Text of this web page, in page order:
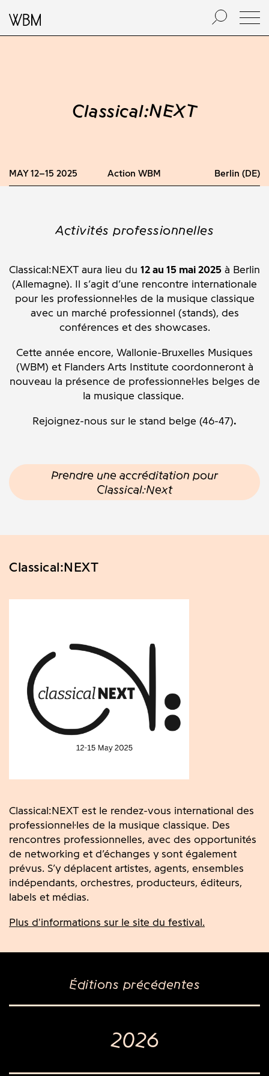
Classical:NEXT
MAY 12–15 2025 Action WBM Berlin (DE)
Activités professionnelles
Classical:NEXT aura lieu du 12 au 15 mai 2025 à Berlin
(Allemagne). Il s’agit d’une rencontre internationale
pour les professionnel·les de la musique classique
avec un marché professionnel (stands), des
conférences et des showcases.
Cette année encore, Wallonie-Bruxelles Musiques
(WBM) et Flanders Arts Institute coordonneront à
nouveau la présence de professionnel·les belges de
la musique classique.
Rejoignez-nous sur le stand belge (46-47).
Prendre une accréditation pour
Classical:Next
Classical:NEXT
Classical:NEXT est le rendez-vous international des
professionnel·les de la musique classique. Des
rencontres professionnelles, avec des opportunités
de networking et d’échanges y sont également
prévus. S’y déplacent artistes, agents, ensembles
indépendants, orchestres, producteurs, éditeurs,
labels et médias.
Plus d'informations sur le site du festival.
Éditions précédentes
2026